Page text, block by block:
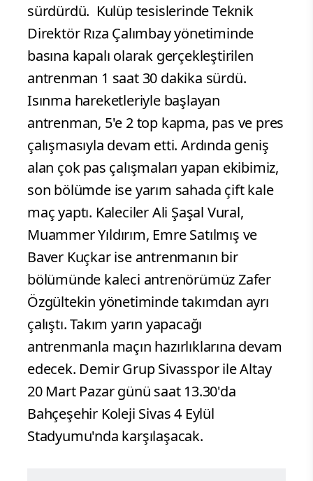
sürdürdü. Kulüp tesislerinde Teknik
Direktör Rıza Çalımbay yönetiminde
basına kapalı olarak gerçekleştirilen
antrenman 1 saat 30 dakika sürdü.
Isınma hareketleriyle başlayan
antrenman, 5'e 2 top kapma, pas ve pres
çalışmasıyla devam etti. Ardında geniş
alan çok pas çalışmaları yapan ekibimiz,
son bölümde ise yarım sahada çift kale
maç yaptı. Kaleciler Ali Şaşal Vural,
Muammer Yıldırım, Emre Satılmış ve
Baver Kuçkar ise antrenmanın bir
bölümünde kaleci antrenörümüz Zafer
Özgültekin yönetiminde takımdan ayrı
çalıştı. Takım yarın yapacağı
antrenmanla maçın hazırlıklarına devam
edecek. Demir Grup Sivasspor ile Altay
20 Mart Pazar günü saat 13.30'da
Bahçeşehir Koleji Sivas 4 Eylül
Stadyumu'nda karşılaşacak.